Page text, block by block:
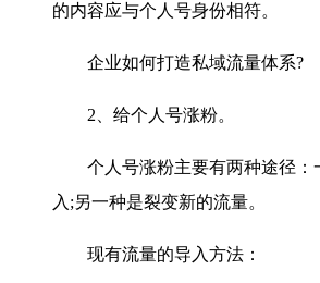
的内容应与个人号身份相符。
企业如何打造私域流量体系?
2、给个人号涨粉。
个人号涨粉主要有两种途径：
入;另一种是裂变新的流量。
现有流量的导入方法：